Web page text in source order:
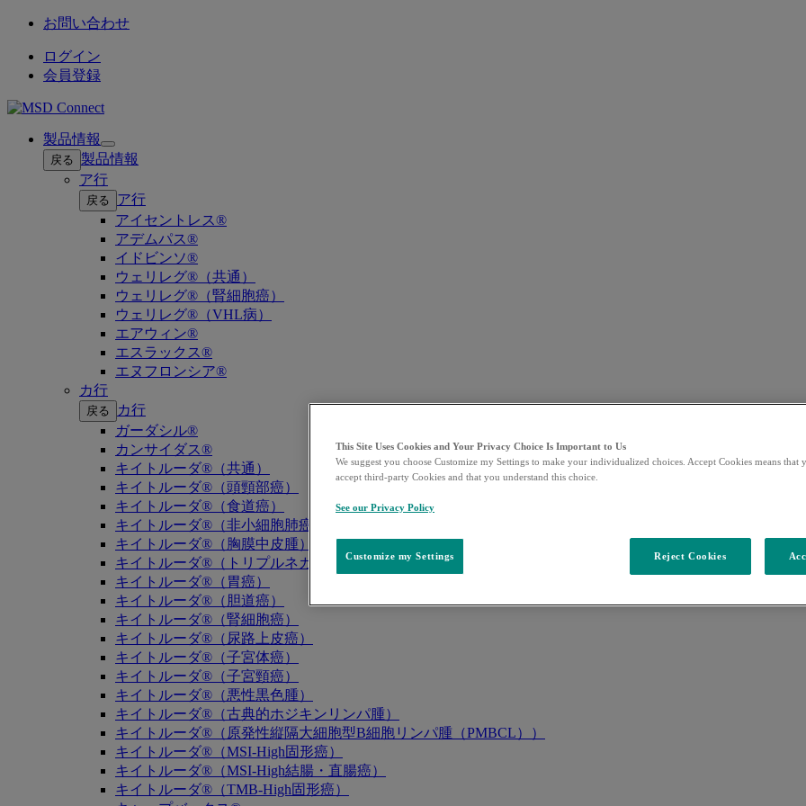
お問い合わせ
ログイン
会員登録
製品情報
Open
submenu
戻る 製品情報
ア行
戻る
ア行
アイセントレス®
アデムパス®
イドビンソ®
ウェリレグ®（共通）
ウェリレグ®（腎細胞癌）
ウェリレグ®（VHL病）
エアウィン®
エスラックス®
エヌフロンシア®
カ行
戻る
カ行
ガーダシル®
カンサイダス®
キイトルーダ®（共通）
キイトルーダ®（頭頸部癌）
キイトルーダ®（食道癌）
キイトルーダ®（非小細胞肺癌）
キイトルーダ®（胸膜中皮腫）
キイトルーダ®（トリプルネガティブ乳癌）
キイトルーダ®（胃癌）
キイトルーダ®（胆道癌）
キイトルーダ®（腎細胞癌）
キイトルーダ®（尿路上皮癌）
キイトルーダ®（子宮体癌）
キイトルーダ®（子宮頸癌）
キイトルーダ®（悪性黒色腫）
キイトルーダ®（古典的ホジキンリンパ腫）
キイトルーダ®（原発性縦隔大細胞型B細胞リンパ腫（PMBCL））
キイトルーダ®（MSI-High固形癌）
キイトルーダ®（MSI-High結腸・直腸癌）
キイトルーダ®（TMB-High固形癌）
This Site Uses Cookies and Your Privacy Choice Is Important to Us
We suggest you choose Customize my Settings to make your individualized choices. Accept Cookies means that
accept third-party Cookies and that you understand this choice.
See our Privacy Policy
Customize my Settings Reject Cookies